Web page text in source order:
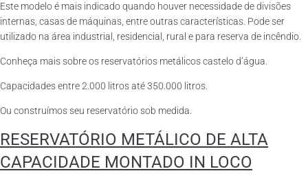
Este modelo é mais indicado quando houver necessidade de divisões
internas, casas de máquinas, entre outras características. Pode ser
utilizado na área industrial, residencial, rural e para reserva de incêndio.
Conheça mais sobre os reservatórios metálicos castelo d’água.
Capacidades entre 2.000 litros até 350.000 litros.
Ou construímos seu reservatório sob medida.
RESERVATÓRIO METÁLICO DE ALTA
CAPACIDADE MONTADO IN LOCO